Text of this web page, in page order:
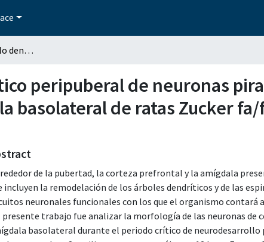
Análisis del desarrollo dendrítico peripuberal de neuronas piramidales de corteza media prefrontal y de amígdala basolateral de ratas Zucker fa/fa hembras y machos
peripuberal de neuronas
basolateral de ratas Zucker
de la pubertad, la corteza prefrontal y la amígdala
incluyen la remodelación de los árboles dendríticos y de las
neuronales funcionales con los que el organismo contará
presente trabajo fue analizar la morfología de las neuronas de
basolateral durante el periodo crítico de neurodesarrollo